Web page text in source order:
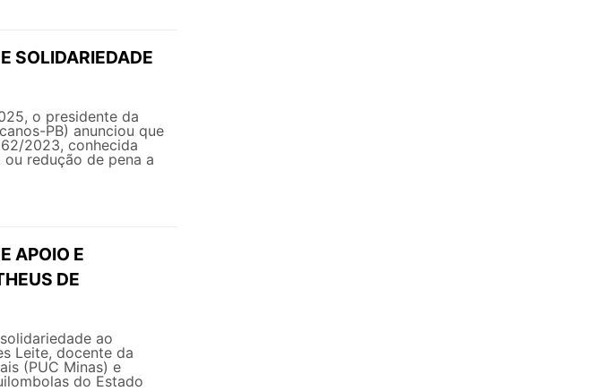
SOLIDARIEDADE
o presidente da
PB) anunciou que
2023, conhecida
redução de pena a
APOIO E
DE
ao
Leite, docente da
(PUC Minas) e
do Estado